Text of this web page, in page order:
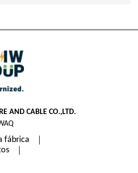
AND CABLE CO.,LTD.
fábrica